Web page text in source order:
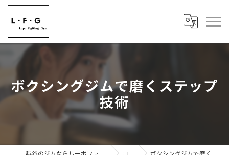
ボクシングジムで磨くステップ
技術
コラム ボクシングジムで磨くステップ技術